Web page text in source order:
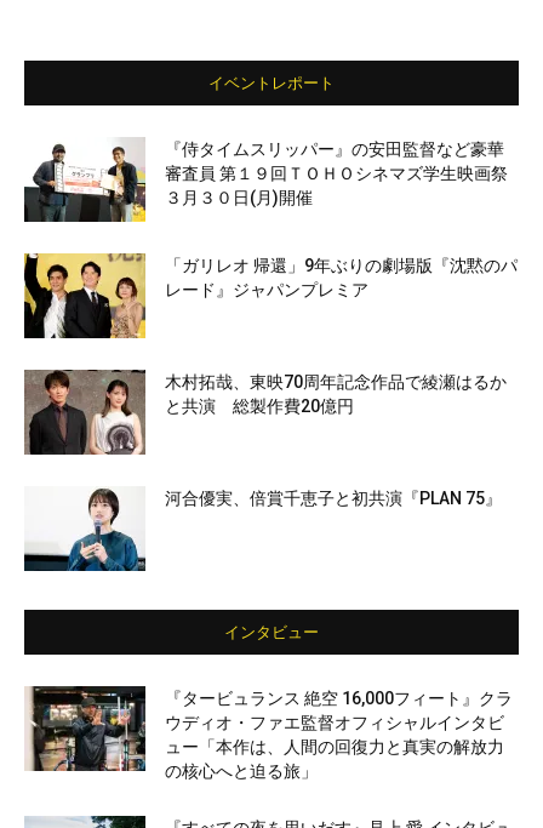
イベントレポート
『侍タイムスリッパー』の安田監督など豪華
審査員 第１９回ＴＯＨＯシネマズ学生映画祭
３月３０日(月)開催
「ガリレオ 帰還」9年ぶりの劇場版『沈黙のパ
レード』ジャパンプレミア
木村拓哉、東映70周年記念作品で綾瀬はるか
と共演 総製作費20億円
河合優実、倍賞千恵子と初共演『PLAN 75』
インタビュー
『タービュランス 絶空 16,000フィート』クラ
ウディオ・ファエ監督オフィシャルインタビ
ュー「本作は、人間の回復力と真実の解放力
の核心へと迫る旅」